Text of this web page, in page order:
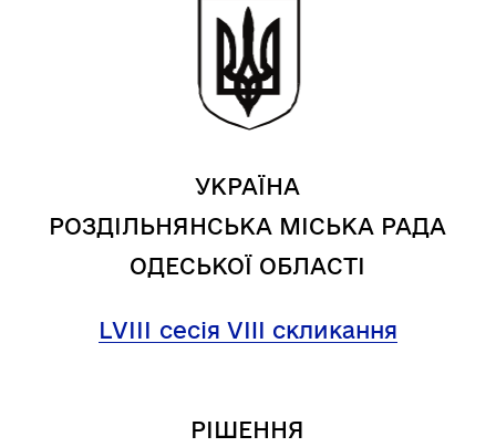
УКРАЇНА
РОЗДІЛЬНЯНСЬКА МІСЬКА РАДА
ОДЕСЬКОЇ ОБЛАСТІ
LVІІІ сесія VIII скликання
РІШЕННЯ